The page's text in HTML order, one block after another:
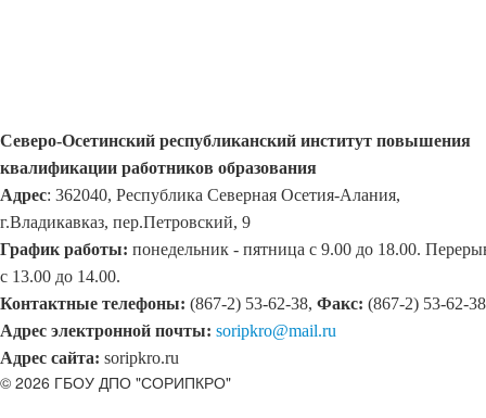
Северо-Осетинский республиканский институт повышения
квалификации работников образования
Адрес: 362040, Республика Северная Осетия-Алания,
г.Владикавказ, пер.Петровский, 9
График работы: понедельник - пятница с 9.00 до 18.00.
с 13.00 до 14.00.
Контактные телефоны: (867-2) 53-62-38, Факс: (867-2) 53-62-38
Адрес электронной почты: soripkro@mail.ru
Адрес сайта: soripkro.ru
© 2026 ГБОУ ДПО "СОРИПКРО"